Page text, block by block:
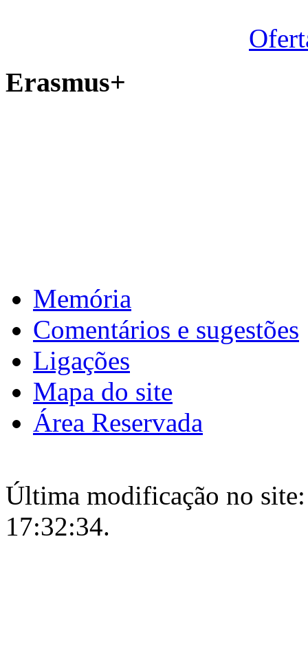
Erasmus+
Memória
Comentários e sugestões
Ligações
Mapa do site
Área Reservada
Última modificação no
17:32:34.